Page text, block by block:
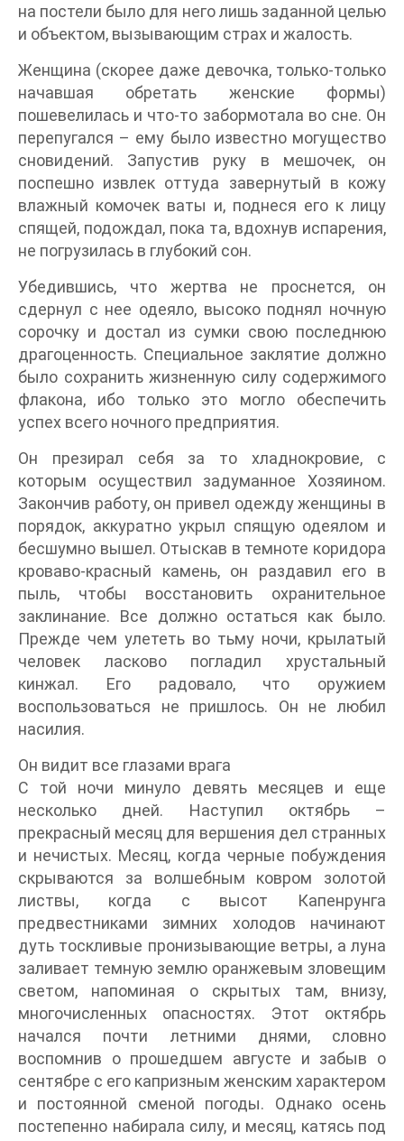
на постели было для него лишь заданной целью
и объектом, вызывающим страх и жалость.
Женщина (скорее даже девочка, только-только
начавшая обретать женские формы)
пошевелилась и что-то забормотала во сне. Он
перепугался – ему было известно могущество
сновидений. Запустив руку в мешочек, он
поспешно извлек оттуда завернутый в кожу
влажный комочек ваты и, поднеся его к лицу
спящей, подождал, пока та, вдохнув испарения,
не погрузилась в глубокий сон.
Убедившись, что жертва не проснется, он
сдернул с нее одеяло, высоко поднял ночную
сорочку и достал из сумки свою последнюю
драгоценность. Специальное заклятие должно
было сохранить жизненную силу содержимого
флакона, ибо только это могло обеспечить
успех всего ночного предприятия.
Он презирал себя за то хладнокровие, с
которым осуществил задуманное Хозяином.
Закончив работу, он привел одежду женщины в
порядок, аккуратно укрыл спящую одеялом и
бесшумно вышел. Отыскав в темноте коридора
кроваво-красный камень, он раздавил его в
пыль, чтобы восстановить охранительное
заклинание. Все должно остаться как было.
Прежде чем улететь во тьму ночи, крылатый
человек ласково погладил хрустальный
кинжал. Его радовало, что оружием
воспользоваться не пришлось. Он не любил
насилия.
Он видит все глазами врага
С той ночи минуло девять месяцев и еще
несколько дней. Наступил октябрь –
прекрасный месяц для вершения дел странных
и нечистых. Месяц, когда черные побуждения
скрываются за волшебным ковром золотой
листвы, когда с высот Капенрунга
предвестниками зимних холодов начинают
дуть тоскливые пронизывающие ветры, а луна
заливает темную землю оранжевым зловещим
светом, напоминая о скрытых там, внизу,
многочисленных опасностях. Этот октябрь
начался почти летними днями, словно
воспомнив о прошедшем августе и забыв о
сентябре с его капризным женским характером
и постоянной сменой погоды. Однако осень
постепенно набирала силу, и месяц, катясь под